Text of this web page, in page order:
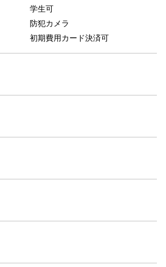
学生可
防犯カメラ
初期費用カード決済可